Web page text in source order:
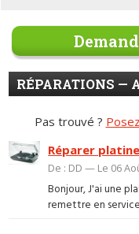
RÉPARATIONS —
Pas trouvé ?
Réparer
De : DD — Le 06
Bonjour, J'ai une
remettre en